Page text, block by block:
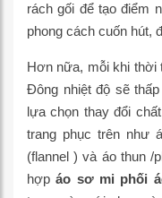
rách gối để tạo điểm
phong cách cuốn hút,
Hơn nữa, mỗi khi thời
Đông nhiệt độ sẽ
lựa chọn thay đổi
trang phục trên như
(flannel ) và áo thun /
hợpáo sơ mi phối